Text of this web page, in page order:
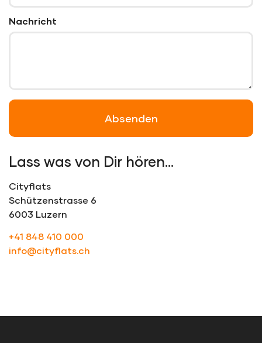
Nachricht
Absenden
Lass was von Dir hören…
Cityflats
Schützenstrasse 6
6003 Luzern
+41 848 410 000
info@cityflats.ch